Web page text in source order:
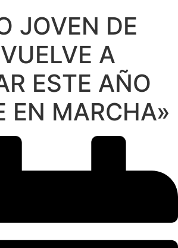
JOVEN DE
A
ESTE AÑO
EN MARCHA»